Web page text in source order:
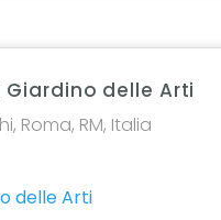
delle Arti
Roma, RM, Italia
delle Arti